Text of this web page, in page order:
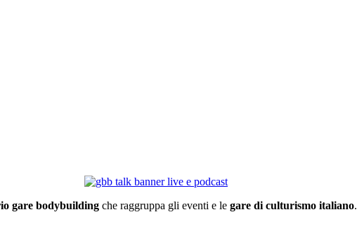
gare bodybuildingche raggruppa gli eventi e legare di culturismo italiano.